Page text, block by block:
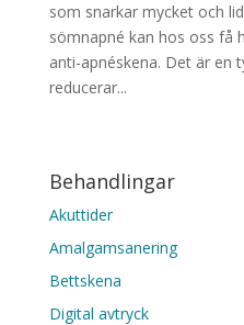
som snarkar mycket och
sömnapné kan hos oss få
anti-apnéskena. Det är en
reducerar...
Behandlingar
Akuttider
Amalgamsanering
Bettskena
Digital avtryck